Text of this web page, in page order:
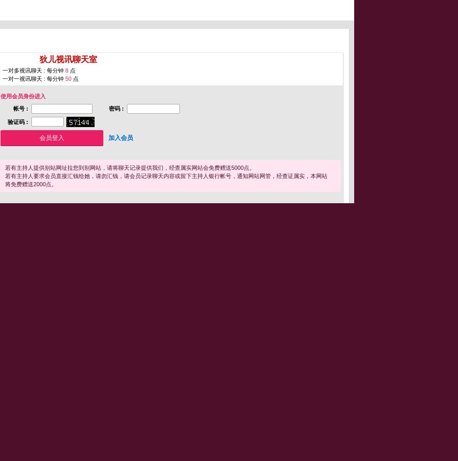
狄儿视讯聊天室
一对多视讯聊天 : 每分钟 8 点
一对一视讯聊天 : 每分钟 50 点
使用会员身份进入
帐号 :
密码 :
验证码 :
加入会员
若有主持人提供别站网址拉您到别网站，请将聊天记录提供我们，经查属实网站会免费赠送5000点。
若有主持人要求会员直接汇钱给她，请勿汇钱，请会员记录聊天内容或留下主持人银行帐号，通知网站网管，经查证属实，本网站
将免费赠送2000点。